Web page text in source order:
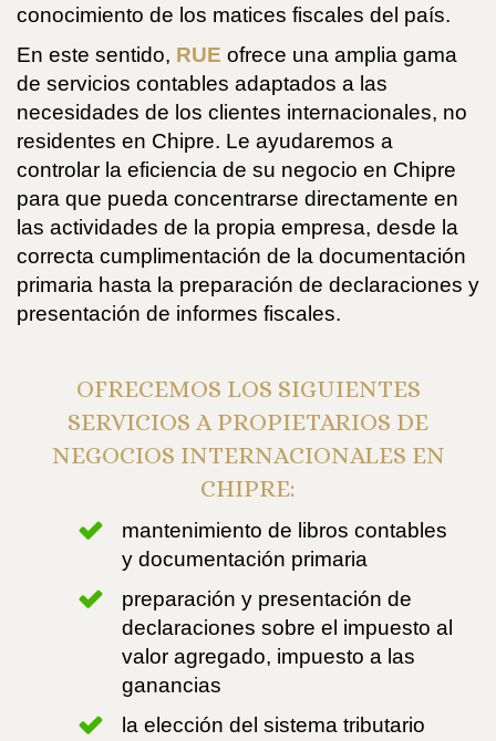
conocimiento de los matices fiscales del país.
En este sentido, RUE ofrece una amplia gama
de servicios contables adaptados a las
necesidades de los clientes internacionales, no
residentes en Chipre. Le ayudaremos a
controlar la eficiencia de su negocio en Chipre
para que pueda concentrarse directamente en
las actividades de la propia empresa, desde la
correcta cumplimentación de la documentación
primaria hasta la preparación de declaraciones y
presentación de informes fiscales.
OFRECEMOS LOS SIGUIENTES
SERVICIOS A PROPIETARIOS DE
NEGOCIOS INTERNACIONALES EN
CHIPRE:
mantenimiento de libros contables
y documentación primaria
preparación y presentación de
declaraciones sobre el impuesto al
valor agregado, impuesto a las
ganancias
la elección del sistema tributario